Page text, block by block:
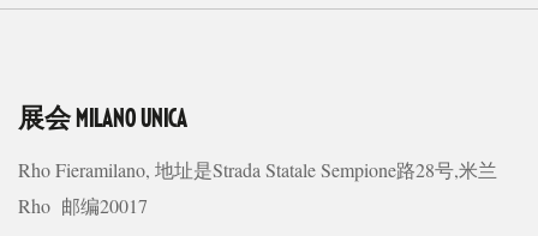
展会 MILANO UNICA
Rho Fieramilano, 地址是Strada Statale Sempione路28号,米兰
Rho 邮编20017